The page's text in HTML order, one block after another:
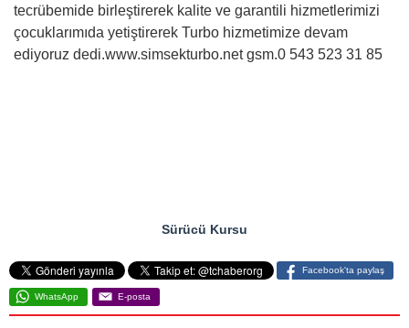
tecrübemide birleştirerek kalite ve garantili hizmetlerimizi
çocuklarımıda yetiştirerek Turbo hizmetimize devam
ediyoruz dedi.www.simsekturbo.net gsm.0 543 523 31 85
Sürücü Kursu
Facebook'ta paylaş
WhatsApp E-posta